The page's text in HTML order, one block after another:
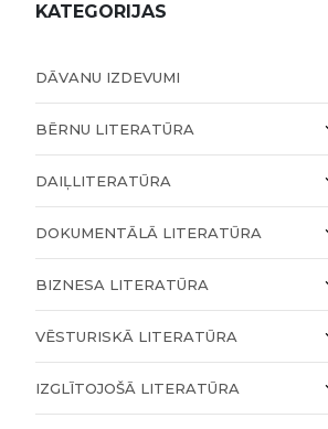
KATEGORIJAS
DĀVANU IZDEVUMI
BĒRNU LITERATŪRA
DAIĻLITERATŪRA
DOKUMENTĀLĀ LITERATŪRA
BIZNESA LITERATŪRA
VĒSTURISKĀ LITERATŪRA
IZGLĪTOJOŠĀ LITERATŪRA